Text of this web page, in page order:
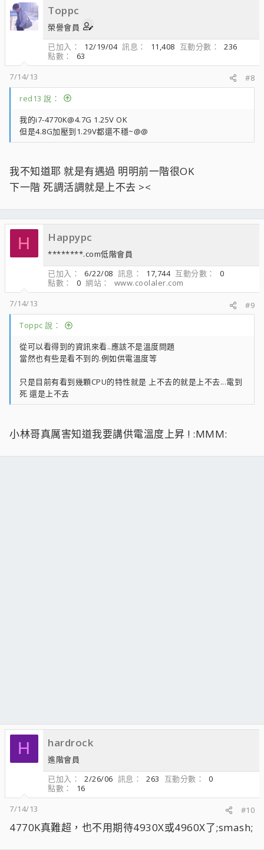
Toppc
榮譽會員
已加入
12/19/04 訊息 11,408 互動分數
236
點數
63
7/14/13
#8
red13 說：
我的i7-4770K@4.7G 1.25V OK
但是4.8G加壓到1.29V都還不穩~@@
我不知道耶 就是有遇過 明明前一階很OK
下一階 死調活調就是上不去 ><
H Happypc
********.com低階會員
已加入
6/22/08 訊息 17,744 互動分數
0
點數
0 網站
www.coolaler.com
7/14/13
#9
Toppc 說：
從可以看得到的資訊來看..應該不是溫度問題
當然也有些是看不到的.例如供電溫度等
只是目前有看到幾顆CPU的特性就是 上不去的就是上不去...電到
死 還是上不去
小林哥真厲害知道我要講供電溫度上昇 ! :MMM:
H hardrock
進階會員
已加入
2/26/06 訊息 263 互動分數
0
點數
16
7/14/13
#10
4770K真難超，也不用期待4930X或4960X了;smash;